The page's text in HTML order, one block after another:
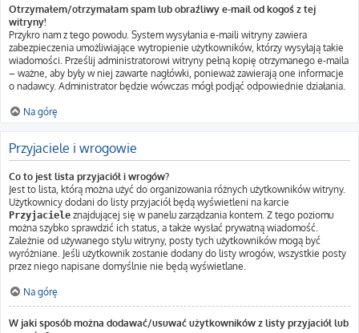
Otrzymałem/otrzymałam spam lub obraźliwy e-mail od kogoś z tej
witryny!
Przykro nam z tego powodu. System wysyłania e-maili witryny zawiera
zabezpieczenia umożliwiające wytropienie użytkowników, którzy wysyłają takie
wiadomości. Prześlij administratorowi witryny pełną kopię otrzymanego e-maila
– ważne, aby były w niej zawarte nagłówki, ponieważ zawierają one informacje
o nadawcy. Administrator będzie wówczas mógł podjąć odpowiednie działania.
Na górę
Przyjaciele i wrogowie
Co to jest lista przyjaciół i wrogów?
Jest to lista, którą można użyć do organizowania różnych użytkowników witryny.
Użytkownicy dodani do listy przyjaciół będą wyświetleni na karcie
Przyjaciele znajdującej się w panelu zarządzania kontem. Z tego poziomu
można szybko sprawdzić ich status, a także wysłać prywatną wiadomość.
Zależnie od używanego stylu witryny, posty tych użytkowników mogą być
wyróżniane. Jeśli użytkownik zostanie dodany do listy wrogów, wszystkie posty
przez niego napisane domyślnie nie będą wyświetlane.
Na górę
W jaki sposób można dodawać/usuwać użytkowników z listy przyjaciół lub